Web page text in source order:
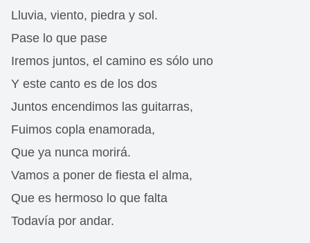
Lluvia, viento, piedra y sol.
Pase lo que pase
Iremos juntos, el camino es sólo uno
Y este canto es de los dos
Juntos encendimos las guitarras,
Fuimos copla enamorada,
Que ya nunca morirá.
Vamos a poner de fiesta el alma,
Que es hermoso lo que falta
Todavía por andar.